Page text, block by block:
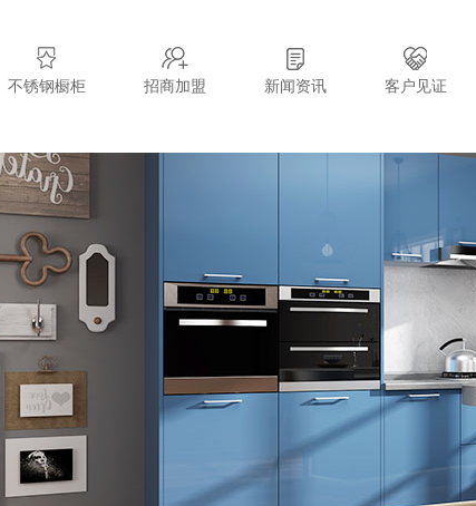
不锈钢橱柜 招商加盟 新闻资讯 客户见证